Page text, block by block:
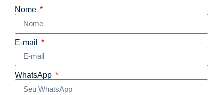
Nome
E-mail
WhatsApp